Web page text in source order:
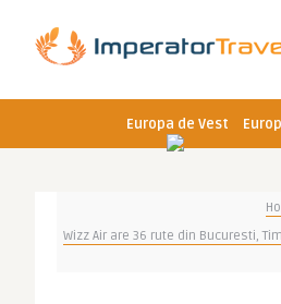
Europa de Vest
Wizz Air are 36 rute din Bucuresti,